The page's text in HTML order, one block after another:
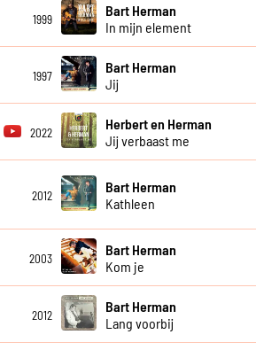
1999
Bart Herman
In mijn element
1997
Bart Herman
Jij
2022
Herbert en Herman
Jij verbaast me
2012
Bart Herman
Kathleen
2003
Bart Herman
Kom je
2012
Bart Herman
Lang voorbij